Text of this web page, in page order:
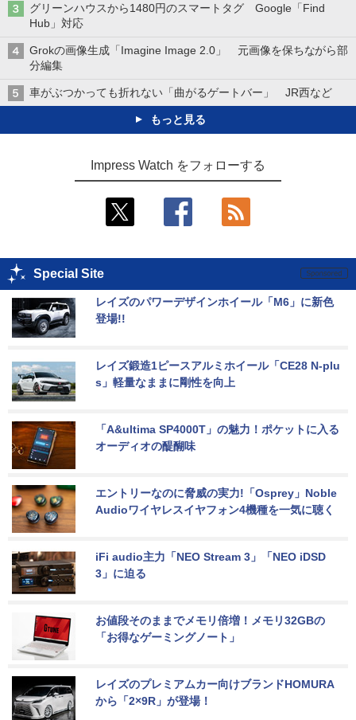
グリーンハウスから1480円のスマートタグ Google「Find
Hub」対応
Grokの画像生成「Imagine Image 2.0」 元画像を保ちながら部
分編集
車がぶつかっても折れない「曲がるゲートバー」 JR西など
もっと見る
Impress Watch をフォローする
Special Site
レイズのパワーデザインホイール「M6」に新色
登場!!
レイズ鍛造1ピースアルミホイール「CE28 N-plu
s」軽量なままに剛性を向上
「A&ultima SP4000T」の魅力！ポケットに入る
オーディオの醍醐味
エントリーなのに脅威の実力!「Osprey」Noble
Audioワイヤレスイヤフォン4機種を一気に聴く
iFi audio主力「NEO Stream 3」「NEO iDSD
3」に迫る
お値段そのままでメモリ倍増！メモリ32GBの
「お得なゲーミングノート」
レイズのプレミアムカー向けブランドHOMURA
から「2×9R」が登場！